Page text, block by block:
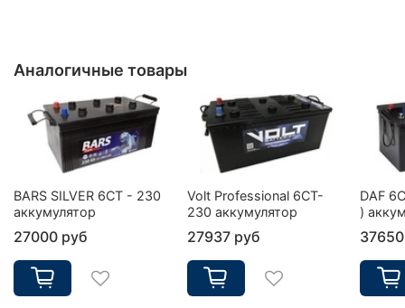
Аналогичные товары
BARS SILVER 6СТ - 230
аккумулятор
27000 руб
Volt Professional 6CT-
230 аккумулятор
27937 руб
DAF
)